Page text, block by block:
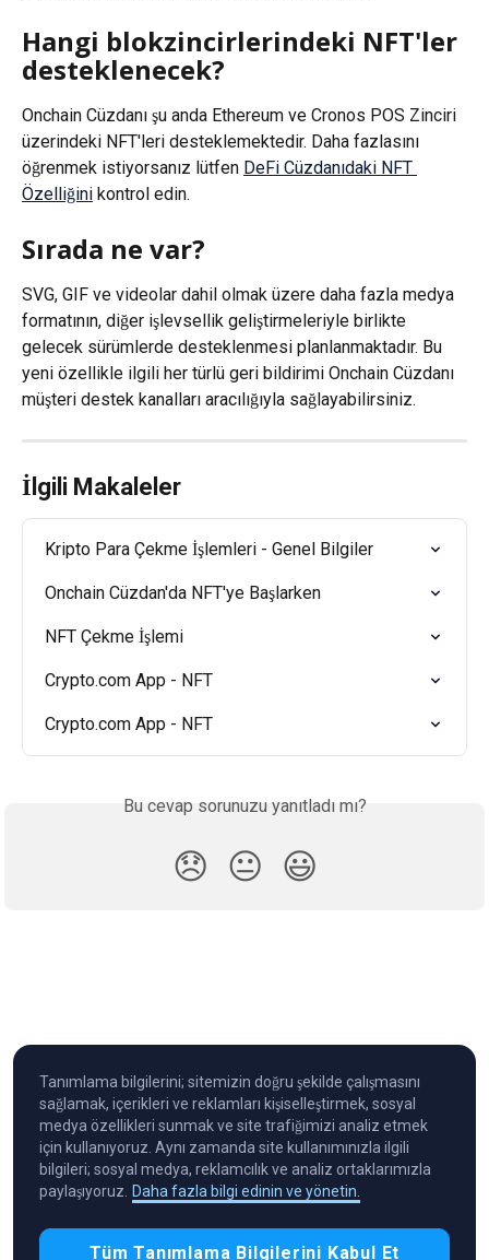
Hangi blokzincirlerindeki NFT'ler
desteklenecek?
Onchain Cüzdanı şu anda Ethereum ve Cronos POS Zinciri
üzerindeki NFT'leri desteklemektedir. Daha fazlasını
öğrenmek istiyorsanız lütfen DeFi Cüzdanıdaki NFT
Özelliğini kontrol edin.
Sırada ne var?
SVG, GIF ve videolar dahil olmak üzere daha fazla medya
formatının, diğer işlevsellik geliştirmeleriyle birlikte
gelecek sürümlerde desteklenmesi planlanmaktadır. Bu
yeni özellikle ilgili her türlü geri bildirimi Onchain Cüzdanı
müşteri destek kanalları aracılığıyla sağlayabilirsiniz.
İlgili Makaleler
Kripto Para Çekme İşlemleri - Genel Bilgiler
Onchain Cüzdan'da NFT'ye Başlarken
NFT Çekme İşlemi
Crypto.com App - NFT
Crypto.com App - NFT
Bu cevap sorunuzu yanıtladı mı?
😞 😐 😃
Cryptocurrency in Every Wallet™
Tanımlama bilgilerini; sitemizin doğru şekilde çalışmasını
sağlamak, içerikleri ve reklamları kişiselleştirmek, sosyal
medya özellikleri sunmak ve site trafiğimizi analiz etmek
için kullanıyoruz. Aynı zamanda site kullanımınızla ilgili
bilgileri; sosyal medya, reklamcılık ve analiz ortaklarımızla
paylaşıyoruz. Daha fazla bilgi edinin ve yönetin.
Tüm Tanımlama Bilgilerini Kabul Et